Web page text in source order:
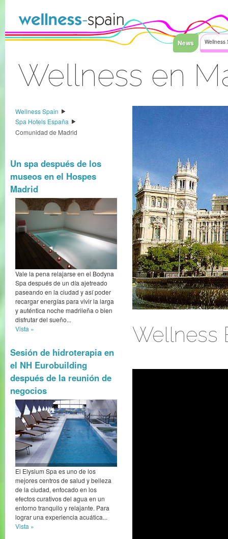
News Wellness
Wellness en
Wellness Spain
Spa Hotels España
Comunidad de Madrid
Un spa después de los
museos en el Hospes
Madrid
Vale la pena relajarse en el Bodyna
Spa después de un día ajetreado
paseando en la ciudad y así poder
recargar energías para vivir la larga
y auténtica noche madrileña o bien
disfrutar del sueño...
Vista »
Sesión de hidroterapia en
el NH Eurobuilding
después de la reunión de
negocios
El Elysium Spa es uno de los
mejores centros de salud y belleza
de la ciudad, enfocado en los
efectos curativos del agua en un
entorno tranquilo y relajante. Para
lograr una experiencia acuática...
Vista »
Wellness